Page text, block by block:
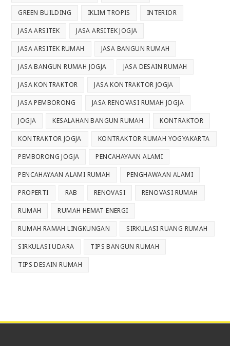
GREEN BUILDING IKLIM TROPIS INTERIOR
JASA ARSITEK JASA ARSITEK JOGJA
JASA ARSITEK RUMAH JASA BANGUN RUMAH
JASA BANGUN RUMAH JOGJA JASA DESAIN RUMAH
JASA KONTRAKTOR JASA KONTRAKTOR JOGJA
JASA PEMBORONG JASA RENOVASI RUMAH JOGJA
JOGJA KESALAHAN BANGUN RUMAH KONTRAKTOR
KONTRAKTOR JOGJA KONTRAKTOR RUMAH YOGYAKARTA
PEMBORONG JOGJA PENCAHAYAAN ALAMI
PENCAHAYAAN ALAMI RUMAH PENGHAWAAN ALAMI
PROPERTI RAB RENOVASI RENOVASI RUMAH
RUMAH RUMAH HEMAT ENERGI
RUMAH RAMAH LINGKUNGAN SIRKULASI RUANG RUMAH
SIRKULASI UDARA TIPS BANGUN RUMAH
TIPS DESAIN RUMAH